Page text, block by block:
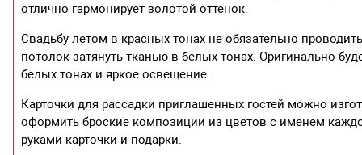
отлично гармонирует золотой оттенок.
Свадьбу летом в красных тонах не обязательно
потолок затянуть тканью в белых тонах. Оригинально
белых тонах и яркое освещение.
Карточки для рассадки приглашенных гостей можно
оформить броские композиции из цветов с именем
руками карточки и подарки.